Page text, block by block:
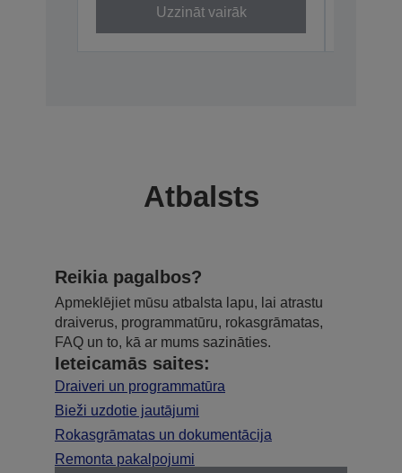
Uzzināt vairāk
Atbalsts
Reikia pagalbos?
Apmeklējiet mūsu atbalsta lapu, lai atrastu
draiverus, programmatūru, rokasgrāmatas,
FAQ un to, kā ar mums sazināties.
Ieteicamās saites:
Draiveri un programmatūra
Bieži uzdotie jautājumi
Rokasgrāmatas un dokumentācija
Remonta pakalpojumi